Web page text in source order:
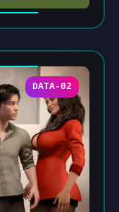
DATA-02